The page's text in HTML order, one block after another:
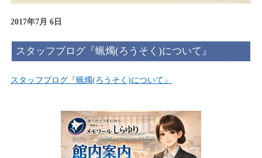
2017年7月 6日
スタッフブログ『蝋燭(ろうそく)について』
スタッフブログ『蝋燭(ろうそく)について』